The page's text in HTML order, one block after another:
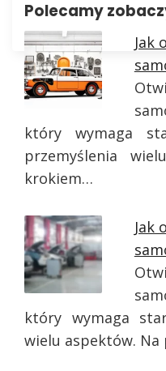
Polecamy
Jak
który wymaga
przemyślenia
krokiem…
Jak
który wymaga
wielu aspektów.